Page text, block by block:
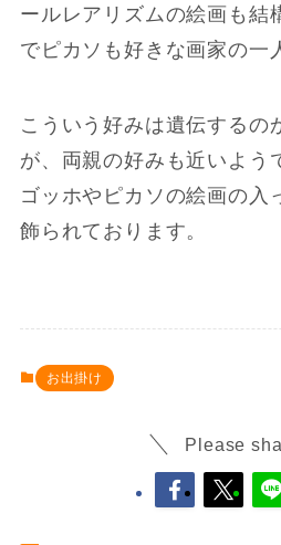
ールレアリズムの絵画も結
でピカソも好きな画家の一
こういう好みは遺伝するの
が、両親の好みも近いよう
ゴッホやピカソの絵画の入
飾られております。
お出掛け
Please